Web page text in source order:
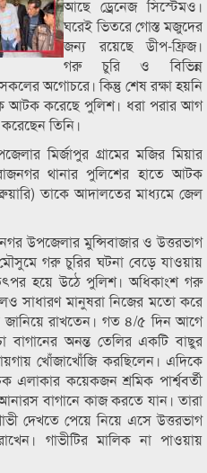
আছে ড্রেনেজ সিস্টেমও।
ঘরেই ভিতরে গোস্ত মজুদের
জন্য রয়েছে ডীপ-ফ্রিজ।
গরু চুরি ও বিভিন্ন
অগোচরে। কিন্তু শেষ রক্ষা হয়নি
আটক করেছে পুলিশ। ধরা পরার আগ
তিনি।
মির্জাপুর গ্রামের মজির মিয়ার
থানার পুলিশের হাতে আটক
তাকে আদালতের মাধ্যমে জেল
উপজেলার মুন্সিবাজার ও উত্তরভাগ
গরু চুরির ঘটনা বেড়ে যাওয়ায়
হয়ে উঠে পুলিশ। অধিকাংশ গরু
সাধারণ মানুষরা নিজের মতো করে
জানিয়ে রাখতেন। গত ৪/৫ দিন আগে
বাগানের অনন্ত তেলির একটি বাছুর
খোঁজাখোঁজি করছিলেন। এদিকে
কয়েকজন শ্রমিক পার্শ্ববর্তী
বাগানে কাজ করতে যান। তারা
দেখতে পেয়ে নিয়ে এসে উত্তরভাগ
গাভীটির মালিক না পাওয়ায়